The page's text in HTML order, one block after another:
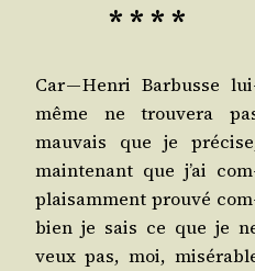
* * * *
Car — Hen­ri Bar­busse
même ne trou­ve­ra
mau­vais que je
main­te­nant que j’ai
plai­sam­ment prou­vé
bien je sais ce que je
veux pas, moi,